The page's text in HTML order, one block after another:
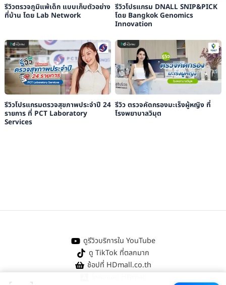
รีวิวตรวจภูมิแพ้เด็ก แบบเก็บตัวอย่าง
ที่บ้าน โดย Lab Network
รีวิวโปรแกรม DNALL SNIP&PICK
โดย Bangkok Genomics
Innovation
รีวิวโปรแกรมตรวจสุขภาพประจำปี 24
รายการ ที่ PCT Laboratory
Services
รีวิว ตรวจคัดกรองมะเร็งผู้หญิง ที่
โรงพยาบาลวิมุต
ดูรีวิวบริการใน YouTube
ดู TikTok ที่ตลกมาก
ช้อปที่ HDmall.co.th